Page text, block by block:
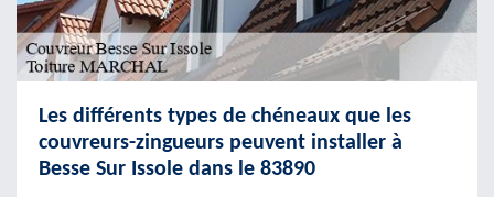
Les différents types de chéneaux que les
couvreurs-zingueurs peuvent installer à
Besse Sur Issole dans le 83890